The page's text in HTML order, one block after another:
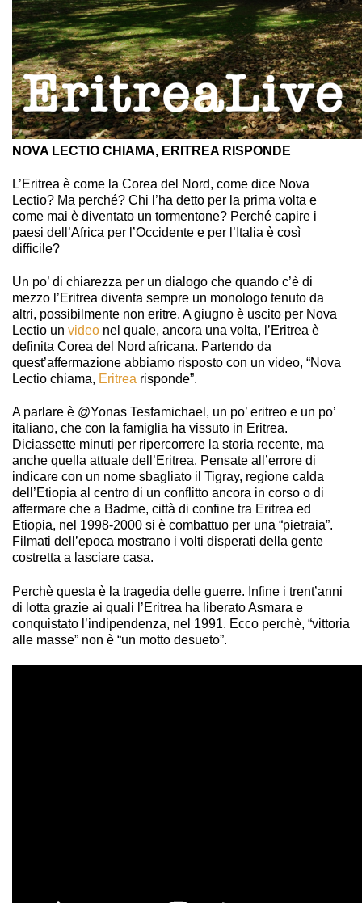
NOVA LECTIO CHIAMA, ERITREA RISPONDE
L’Eritrea è come la Corea del Nord, come dice Nova
Lectio? Ma perché? Chi l’ha detto per la prima volta e
come mai è diventato un tormentone? Perché capire i
paesi dell’Africa per l’Occidente e per l’Italia è così
difficile?
Un po’ di chiarezza per un dialogo che quando c’è di
mezzo l’Eritrea diventa sempre un monologo tenuto da
altri, possibilmente non eritre. A giugno è uscito per Nova
Lectio un video nel quale, ancora una volta, l’Eritrea è
definita Corea del Nord africana. Partendo da
quest’affermazione abbiamo risposto con un video, “Nova
Lectio chiama, Eritrea risponde”.
A parlare è @Yonas Tesfamichael, un po’ eritreo e un po’
italiano, che con la famiglia ha vissuto in Eritrea.
Diciassette minuti per ripercorrere la storia recente, ma
anche quella attuale dell’Eritrea. Pensate all’errore di
indicare con un nome sbagliato il Tigray, regione calda
dell’Etiopia al centro di un conflitto ancora in corso o di
affermare che a Badme, città di confine tra Eritrea ed
Etiopia, nel 1998-2000 si è combattuo per una “pietraia”.
Filmati dell’epoca mostrano i volti disperati della gente
costretta a lasciare casa.
Perchè questa è la tragedia delle guerre. Infine i trent’anni
di lotta grazie ai quali l’Eritrea ha liberato Asmara e
conquistato l’indipendenza, nel 1991. Ecco perchè, “vittoria
alle masse” non è “un motto desueto”.